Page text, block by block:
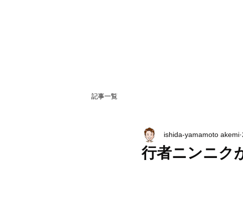
記事一覧
行者ニンニク
ishida-yamamoto akemi